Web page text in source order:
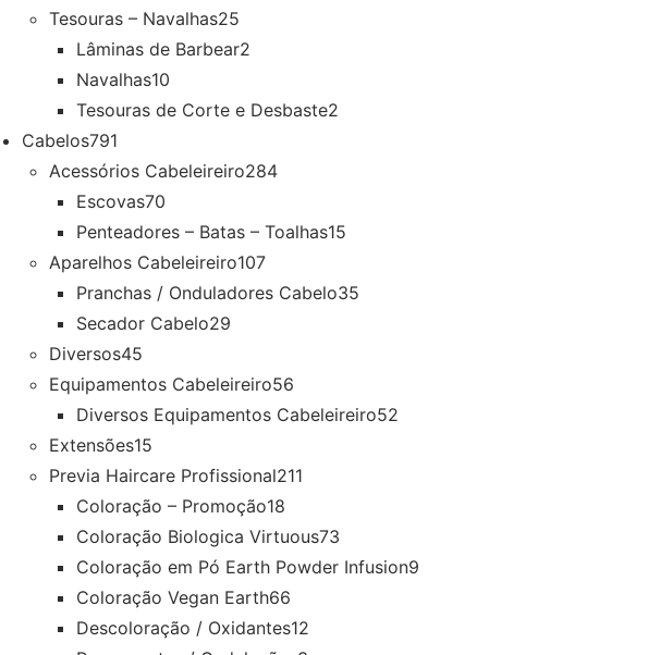
Tesouras – Navalhas25
Lâminas de Barbear2
Navalhas10
Tesouras de Corte e Desbaste2
Cabelos791
Acessórios Cabeleireiro284
Escovas70
Penteadores – Batas – Toalhas15
Aparelhos Cabeleireiro107
Pranchas / Onduladores Cabelo35
Secador Cabelo29
Diversos45
Equipamentos Cabeleireiro56
Diversos Equipamentos Cabeleireiro52
Extensões15
Previa Haircare Profissional211
Coloração – Promoção18
Coloração Biologica Virtuous73
Coloração em Pó Earth Powder Infusion9
Coloração Vegan Earth66
Descoloração / Oxidantes12